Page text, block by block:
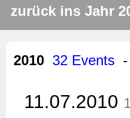
zurück ins Jahr
2010 32 Events
11.07.2010